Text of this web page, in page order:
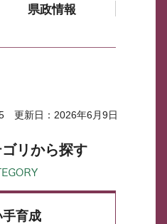
県政情報
更新日：2026年6月9日
ゴリから探す
手育成